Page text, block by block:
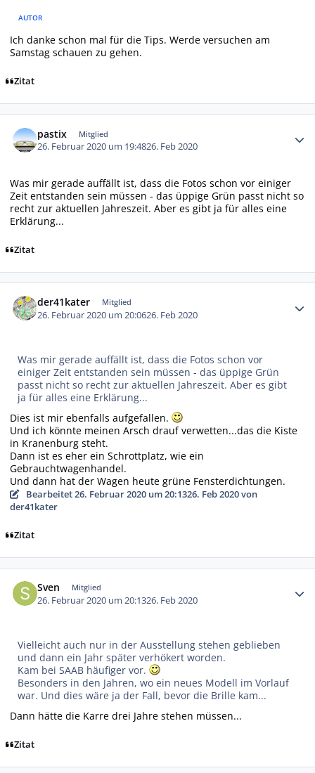
AUTOR
Ich danke schon mal für die Tips. Werde versuchen am
Samstag schauen zu gehen.
Zitat
pastix Mitglied
26. Februar 2020 um 19:4826. Feb 2020
Was mir gerade auffällt ist, dass die Fotos schon vor einiger
Zeit entstanden sein müssen - das üppige Grün passt nicht so
recht zur aktuellen Jahreszeit. Aber es gibt ja für alles eine
Erklärung...
Zitat
der41kater Mitglied
26. Februar 2020 um 20:0626. Feb 2020
Was mir gerade auffällt ist, dass die Fotos schon vor
einiger Zeit entstanden sein müssen - das üppige Grün
passt nicht so recht zur aktuellen Jahreszeit. Aber es gibt
ja für alles eine Erklärung...
Dies ist mir ebenfalls aufgefallen.
Und ich könnte meinen Arsch drauf verwetten...das die Kiste
in Kranenburg steht.
Dann ist es eher ein Schrottplatz, wie ein
Gebrauchtwagenhandel.
Und dann hat der Wagen heute grüne Fensterdichtungen.
Bearbeitet26. Februar 2020 um 20:1326. Feb 2020von
der41kater
Zitat
Sven Mitglied
26. Februar 2020 um 20:1326. Feb 2020
Vielleicht auch nur in der Ausstellung stehen geblieben
und dann ein Jahr später verhökert worden.
Kam bei SAAB häufiger vor.
Besonders in den Jahren, wo ein neues Modell im Vorlauf
war. Und dies wäre ja der Fall, bevor die Brille kam...
Dann hätte die Karre drei Jahre stehen müssen...
Zitat